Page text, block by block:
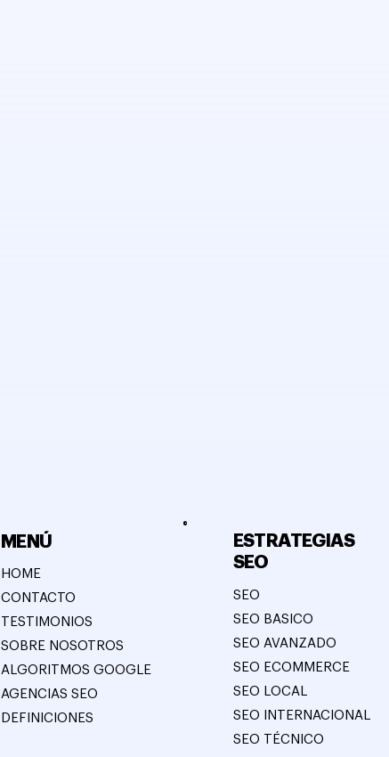
MENÚ
HOME
CONTACTO
TESTIMONIOS
SOBRE NOSOTROS
ALGORITMOS GOOGLE
AGENCIAS SEO
DEFINICIONES
ESTRATEGIAS
SEO
SEO
SEO BASICO
SEO AVANZADO
SEO ECOMMERCE
SEO LOCAL
SEO INTERNACIONAL
SEO TÉCNICO